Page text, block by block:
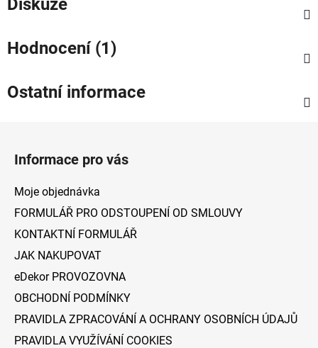
Diskuze
Hodnocení (1)
Ostatní informace
Informace pro vás
Moje objednávka
FORMULÁŘ PRO ODSTOUPENÍ OD SMLOUVY
KONTAKTNÍ FORMULÁŘ
JAK NAKUPOVAT
eDekor PROVOZOVNA
OBCHODNÍ PODMÍNKY
PRAVIDLA ZPRACOVÁNÍ A OCHRANY OSOBNÍCH ÚDAJŮ
PRAVIDLA VYUŽÍVÁNÍ COOKIES